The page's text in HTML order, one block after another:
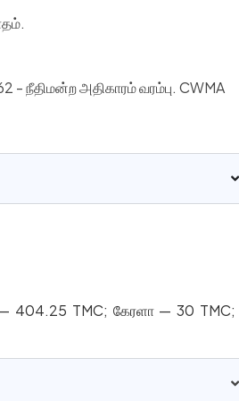
- நீதிமன்ற அதிகாரம் வரம்பு. CWMA
— 404.25 TMC; கேரளா — 30 TMC;